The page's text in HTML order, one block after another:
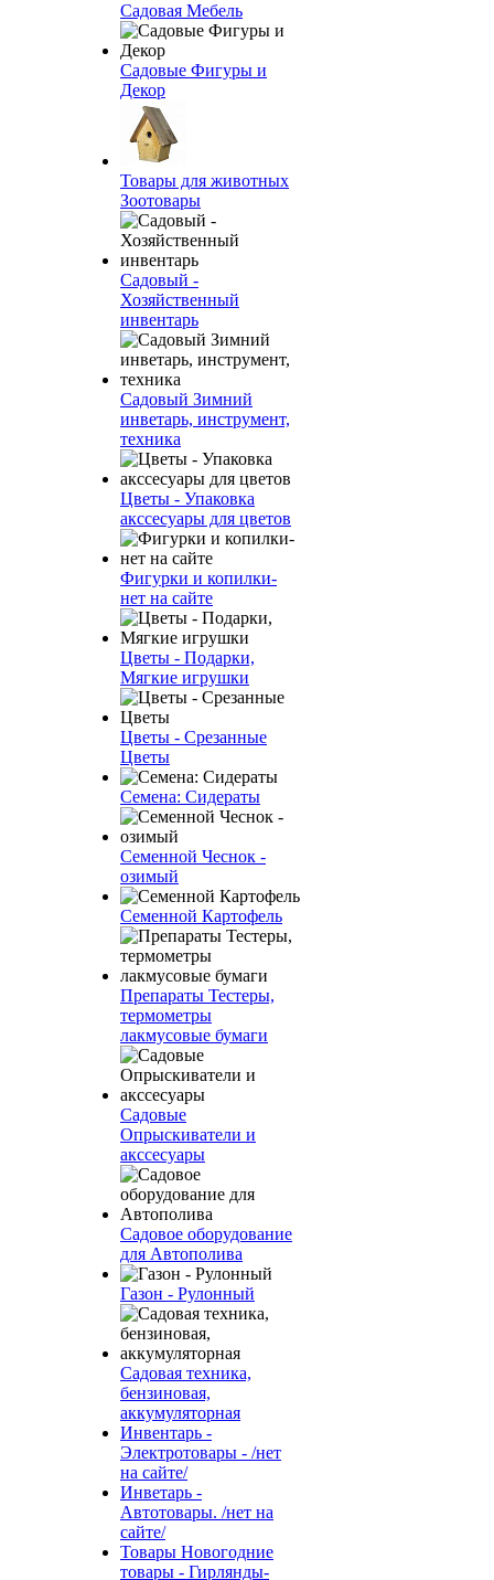
Садовая Мебель
Садовые Фигуры и
Декор
Товары для животных
Зоотовары
Садовый -
Хозяйственный
инвентарь
Садовый Зимний
инветарь, инструмент,
техника
Цветы - Упаковка
акссесуары для цветов
Фигурки и копилки-
нет на сайте
Цветы - Подарки,
Мягкие игрушки
Цветы - Срезанные
Цветы
Семена: Сидераты
Семенной Чеснок -
озимый
Семенной Картофель
Препараты Тестеры,
термометры
лакмусовые бумаги
Садовые
Опрыскиватели и
акссесуары
Садовое оборудование
для Автополива
Газон - Рулонный
Садовая техника,
бензиновая,
аккумуляторная
Инвентарь -
Электротовары - /нет
на сайте/
Инветарь -
Автотовары. /нет на
сайте/
Товары Новогодние
товары - Гирлянды-